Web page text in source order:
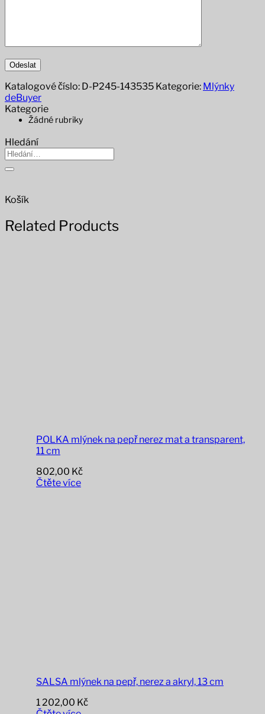
Katalogové číslo: D-P245-143535 Kategorie: Mlýnky
deBuyer
Kategorie
Žádné rubriky
Hledání
Hledat:
Košík
Related Products
POLKA mlýnek na pepř nerez mat a transparent,
11 cm
802,00 Kč
Čtěte více
SALSA mlýnek na pepř, nerez a akryl, 13 cm
1 202,00 Kč